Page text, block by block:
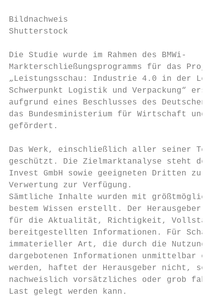
Bildnachweis
Shutterstock
Die Studie wurde im Rahmen des BMWi-
Markterschließungsprogramms für das Projekt
„Leistungsschau: Industrie 4.0 in der
Schwerpunkt Logistik und Verpackung“
aufgrund eines Beschlusses des Deutschen
das Bundesministerium für Wirtschaft und
gefördert.
Das Werk, einschließlich aller seiner
geschützt. Die Zielmarktanalyse steht der
Invest GmbH sowie geeigneten Dritten zur
Verwertung zur Verfügung.
Sämtliche Inhalte wurden mit
bestem Wissen erstellt. Der Herausgeber
für die Aktualität, Richtigkeit,
bereitgestellten Informationen. Für
immaterieller Art, die durch die Nutzung
dargebotenen Informationen unmittelbar
werden, haftet der Herausgeber nicht,
nachweislich vorsätzliches oder grob
Last gelegt werden kann.